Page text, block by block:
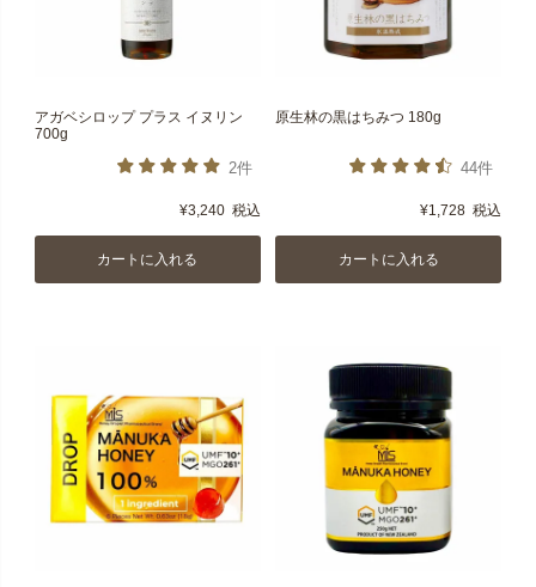
アガベシロップ プラス イヌリン
700g
2件
¥3,240 税込
カートに入れる
原生林の黒はちみつ 180g
44件
¥1,728 税込
カートに入れる